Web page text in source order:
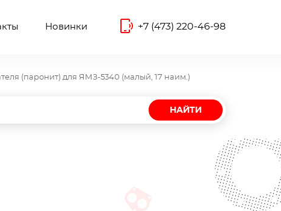
Новинки +7 (473) 220-46-98
(паронит) для ЯМЗ-5340 (малый, 17 наим.)
НАЙТИ